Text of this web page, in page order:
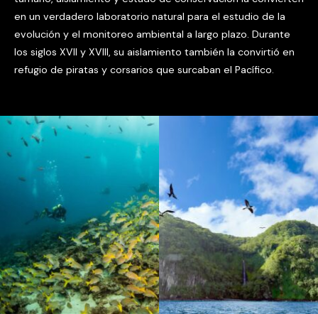
en un verdadero laboratorio natural para el estudio de la
evolución y el monitoreo ambiental a largo plazo. Durante
los siglos XVII y XVIII, su aislamiento también la convirtió en
refugio de piratas y corsarios que surcaban el Pacífico.